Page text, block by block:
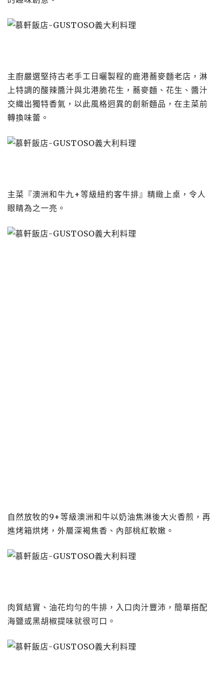
主廚嚴選堅持古老手工日曬製程的鹿港蕎麥麵老店，淋
上特調的酸辣醬汁與北港脆花生，蕎麥麵、花生、醬汁
交織出獨特香氣，以此風格迥異的創新麵品，在主菜前
轉換味蕾。
主菜『澳洲和牛九+等級紐約客牛排』精緻上桌，令人
眼睛為之一亮。
自然放牧的9+等級澳洲和牛以奶油焦淋後大火香煎，再
進烤箱烘烤，外層深褐焦香、內部桃紅軟嫩。
肉質結實、油花均勻的牛排，入口肉汁豐沛，簡單搭配
海鹽或黑胡椒提味就很可口。